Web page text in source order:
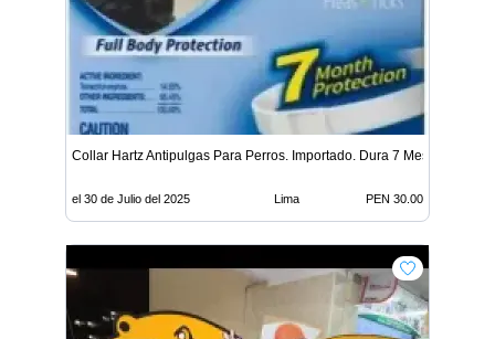
Collar Hartz Antipulgas Para Perros. Importado. Dura 7 Meses
el 30 de Julio del 2025 Lima PEN 30.00